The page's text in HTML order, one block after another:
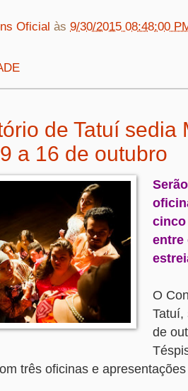
Oficial às 9/30/2015 08:48:00
de Tatuí sedia
a 16 de outubro
cinco
entre
O
Tatuí,
de
três oficinas e